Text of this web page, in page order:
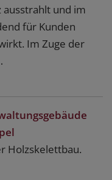
ausstrahlt und im
für Kunden
Im Zuge der
Holzskelettbau.